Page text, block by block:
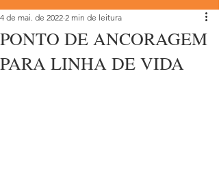
PONTO DE ANCORAGEM
PARA LINHA DE VIDA
4 de mai. de 2022 2 min de leitura